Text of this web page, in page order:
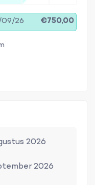
26 €750,00
2026
2026